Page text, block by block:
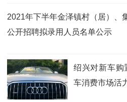
2021年下半年金泽镇村（居）、
公开招聘拟录用人员名单公示
绍兴对新车购
车消费市场活